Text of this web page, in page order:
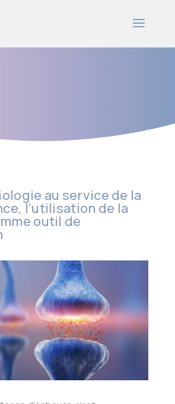
au service de la
l’utilisation de la
outil de